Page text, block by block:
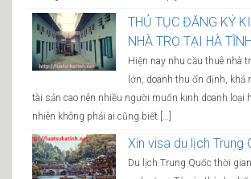
THỦ TỤC ĐĂNG KÝ
NHÀ TRỌ TẠI HÀ
Hiện nay nhu cầu thuê nhà
lớn, doanh thu ổn định, khả
tài sản cao nên nhiều người muốn kinh doanh loại
nhiên không phải ai cũng biết […]
Xin visa du lịch Trung
Du lịch Trung Quốc thời